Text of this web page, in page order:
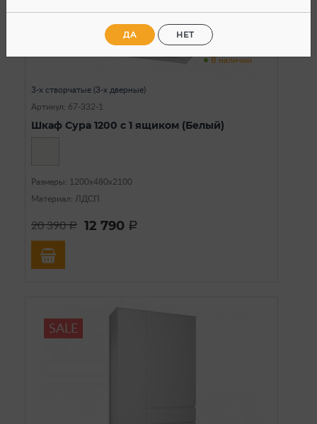
В наличии
3-х створчатые (3-х дверные)
Артикул: 67-332-1
Шкаф Сура 1200 с 1 ящиком (Белый)
Размеры: 1200х480х2100
Материал: ЛДСП
20 390a 12 790 a
SALE
ДА НЕТ